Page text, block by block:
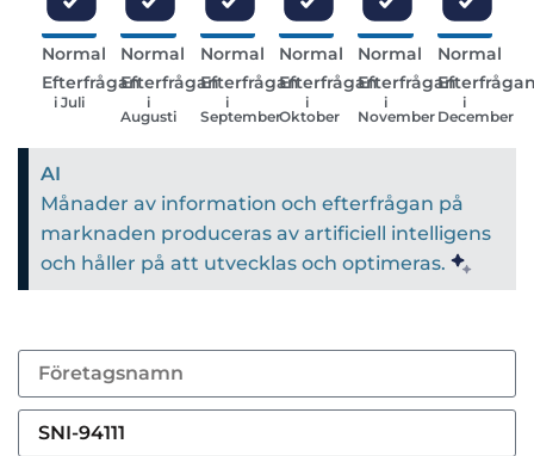
Normal
Efterfrågan
i Juli
Normal
Efterfrågan
i
Augusti
Normal
Efterfrågan
i
September
Normal
Efterfrågan
i
Oktober
Normal
Efterfrågan
i
November
Normal
i
December
AI
Månader av information och efterfrågan på
marknaden produceras av artificiell intelligens
och håller på att utvecklas och optimeras.